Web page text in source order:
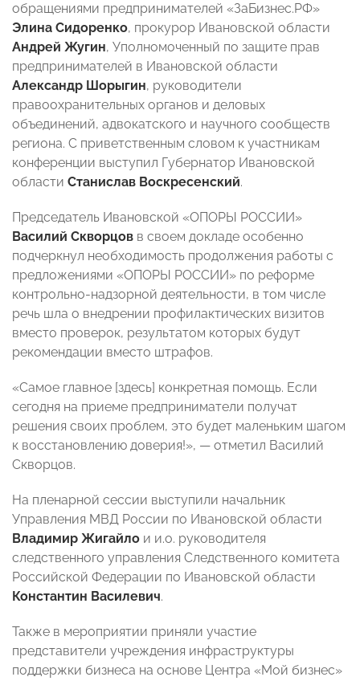
обращениями предпринимателей «ЗаБизнес.РФ»
Элина Сидоренко, прокурор Ивановской области
Андрей Жугин, Уполномоченный по защите прав
предпринимателей в Ивановской области
Александр Шорыгин, руководители
правоохранительных органов и деловых
объединений, адвокатского и научного сообществ
региона. С приветственным словом к участникам
конференции выступил Губернатор Ивановской
области Станислав Воскресенский.
Председатель Ивановской «ОПОРЫ РОССИИ»
Василий Скворцов в своем докладе особенно
подчеркнул необходимость продолжения работы с
предложениями «ОПОРЫ РОССИИ» по реформе
контрольно-надзорной деятельности, в том числе
речь шла о внедрении профилактических визитов
вместо проверок, результатом которых будут
рекомендации вместо штрафов.
«Самое главное [здесь] конкретная помощь. Если
сегодня на приеме предприниматели получат
решения своих проблем, это будет маленьким шагом
к восстановлению доверия!», — отметил Василий
Скворцов.
На пленарной сессии выступили начальник
Управления МВД России по Ивановской области
Владимир Жигайло и и.о. руководителя
следственного управления Следственного комитета
Российской Федерации по Ивановской области
Константин Василевич.
Также в мероприятии приняли участие
представители учреждения инфраструктуры
поддержки бизнеса на основе Центра «Мой бизнес»